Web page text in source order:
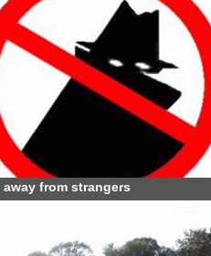
away from strangers